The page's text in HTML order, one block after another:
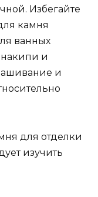
Избегайте
камня
ванных
накипи и
и
для отделки
изучить